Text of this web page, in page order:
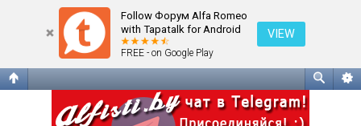
Follow Форум Alfa Romeo
with Tapatalk for Android
FREE - on Google Play
VIEW
Соглашение о конфиденциальности